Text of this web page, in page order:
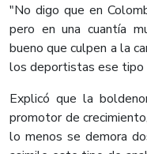
"No digo que en
pero en una cuantía
bueno que culpen a la
los deportistas ese tipo
Explicó que la
promotor de
lo menos se demora